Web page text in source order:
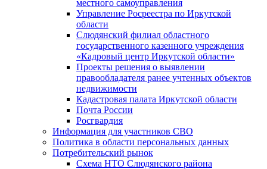
местного самоуправления
Управление Росреестра по Иркутской
области
Слюдянский филиал областного
государственного казенного учреждения
«Кадровый центр Иркутской области»
Проекты решения о выявлении
правообладателя ранее учтенных объектов
недвижимости
Кадастровая палата Иркутской области
Почта России
Росгвардия
Информация для участников СВО
Политика в области персональных данных
Потребительский рынок
Схема НТО Слюдянского района